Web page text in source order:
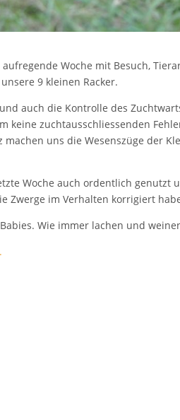
aufregende Woche mit Besuch,
9 kleinen Racker.
auch die Kontrolle des
keine zuchtausschliessenden
uns die Wesenszüge der
Woche auch ordentlich genutzt
Zwerge im Verhalten korrigiert
Wie immer lachen und